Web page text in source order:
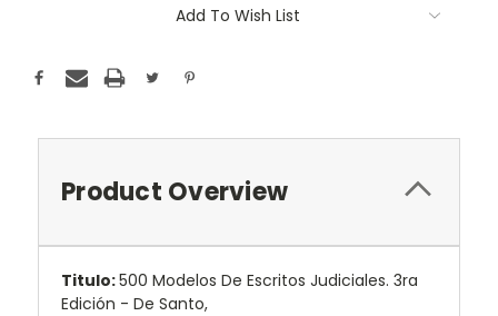
Add To Wish List
Product Overview
Titulo:500 Modelos De Escritos Judiciales. 3ra
Edición - De Santo,